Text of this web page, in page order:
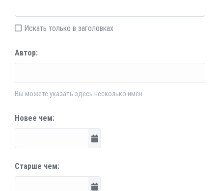
Искать только в заголовках
Автор
Вы можете указать здесь несколько имён.
Новее чем
Старше чем